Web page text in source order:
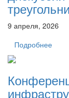
9 апреля, 2026
Подробнее